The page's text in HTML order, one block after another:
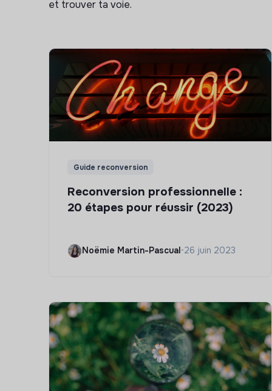
et trouver ta voie.
Guide reconversion
Reconversion professionnelle :
20 étapes pour réussir (2023)
Noëmie Martin-Pascual•26 juin 2023